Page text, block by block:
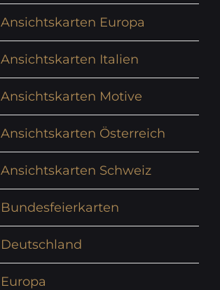
Ansichtskarten Europa
Ansichtskarten Italien
Ansichtskarten Motive
Ansichtskarten Österreich
Ansichtskarten Schweiz
Bundesfeierkarten
Deutschland
Europa